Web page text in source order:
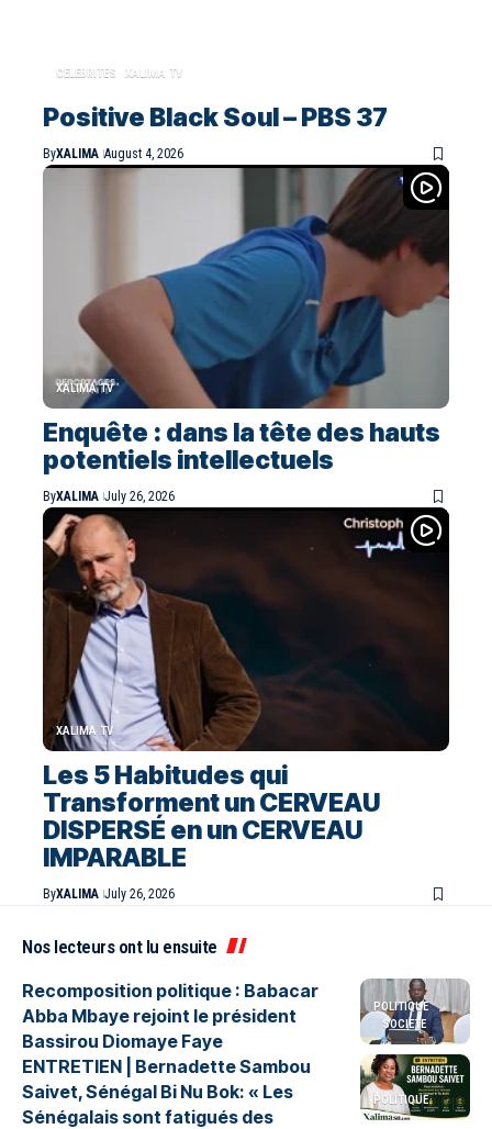
CELEBRITES XALIMA TV
Positive Black Soul – PBS 37
ByXALIMA August 4, 2026
XALIMA TV
Enquête : dans la tête des hauts
potentiels intellectuels
ByXALIMA July 26, 2026
XALIMA TV
Les 5 Habitudes qui
Transforment un CERVEAU
DISPERSÉ en un CERVEAU
IMPARABLE
ByXALIMA July 26, 2026
Nos lecteurs ont lu ensuite
POLITIQUE
SOCIETE
Recomposition politique : Babacar
Abba Mbaye rejoint le président
Bassirou Diomaye Faye
POLITIQUE
ENTRETIEN | Bernadette Sambou
Saivet, Sénégal Bi Nu Bok: « Les
Sénégalais sont fatigués des